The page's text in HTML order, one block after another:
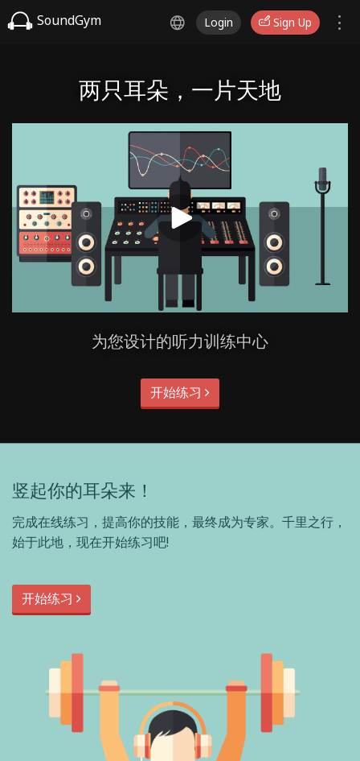
SoundGym Login Sign Up
两只耳朵，一片天地
为您设计的听力训练中心
开始练习
竖起你的耳朵来！
完成在线练习，提高你的技能，最终成为专家。千里之行，
始于此地，现在开始练习吧!
开始练习